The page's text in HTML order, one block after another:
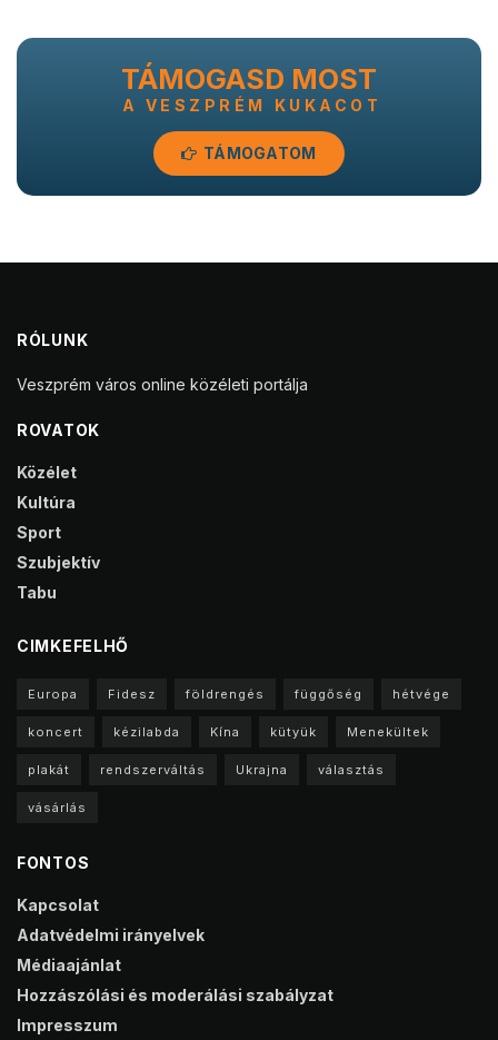
TÁMOGASD MOST
A VESZPRÉM KUKACOT
TÁMOGATOM
RÓLUNK
Veszprém város online közéleti portálja
ROVATOK
Közélet
Kultúra
Sport
Szubjektív
Tabu
CIMKEFELHŐ
Europa Fidesz földrengés függőség hétvége
koncert kézilabda Kína kütyük Menekültek
plakát rendszerváltás Ukrajna választás
vásárlás
FONTOS
Kapcsolat
Adatvédelmi irányelvek
Médiaajánlat
Hozzászólási és moderálási szabályzat
Impresszum